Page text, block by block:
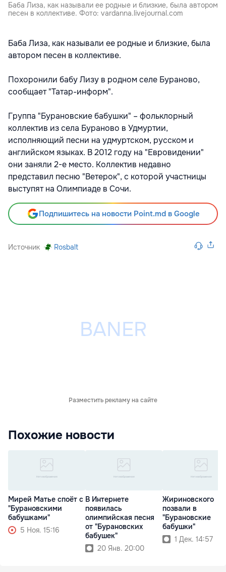
Баба Лиза, как называли ее родные и близкие, была автором
песен в коллективе. Фото: vardanna.livejournal.com
Баба Лиза, как называли ее родные и близкие, была
автором песен в коллективе.
Похоронили бабу Лизу в родном селе Бураново,
сообщает "Татар-информ".
Группа "Бурановские бабушки" – фольклорный
коллектив из села Бураново в Удмуртии,
исполняющий песни на удмуртском, русском и
английском языках. В 2012 году на "Евровидении"
они заняли 2-е место. Коллектив недавно
представил песню "Ветерок", с которой участницы
выступят на Олимпиаде в Сочи.
Подпишитесь на новости Point.md в Google
Источник Rosbalt
Разместить рекламу на сайте
Похожие новости
Мирей Матье споёт с
"Бурановскими
бабушками"
5 Ноя. 15:16
В Интернете
появилась
олимпийская песня
от "Бурановских
бабушек"
20 Янв. 20:00
Жириновского
позвали в
"Бурановские
бабушки"
1 Дек. 14:57